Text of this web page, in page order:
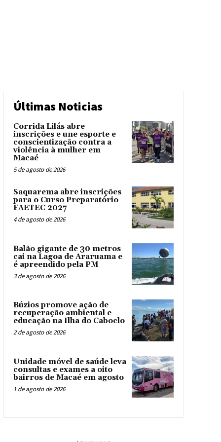
Últimas Noticias
Corrida Lilás abre
inscrições e une esporte e
conscientização contra a
violência à mulher em
Macaé
5 de agosto de 2026
Saquarema abre inscrições
para o Curso Preparatório
FAETEC 2027
4 de agosto de 2026
Balão gigante de 30 metros
cai na Lagoa de Araruama e
é apreendido pela PM
3 de agosto de 2026
Búzios promove ação de
recuperação ambiental e
educação na Ilha do Caboclo
2 de agosto de 2026
Unidade móvel de saúde leva
consultas e exames a oito
bairros de Macaé em agosto
1 de agosto de 2026